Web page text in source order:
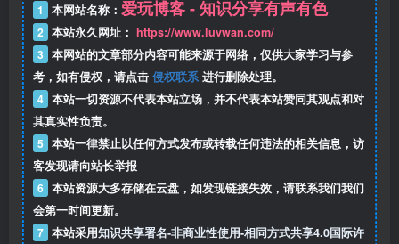
1 本网站名称： 爱玩博客 - 知识分享有声有色
2 本站永久网址： https://www.luvwan.com/
3 本网站的文章部分内容可能来源于网络，仅供大家学习与参
考，如有侵权，请点击 侵权联系 进行删除处理。
4 本站一切资源不代表本站立场，并不代表本站赞同其观点和对
其真实性负责。
5 本站一律禁止以任何方式发布或转载任何违法的相关信息，访
客发现请向站长举报
6 本站资源大多存储在云盘，如发现链接失效，请联系我们我们
会第一时间更新。
7 本站采用知识共享署名-非商业性使用-相同方式共享4.0国际许